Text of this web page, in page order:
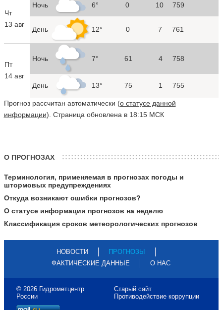
Чт
13 авг
Ночь 6° 0 10 759
День 12° 0 7 761
Пт
14 авг
Ночь 7° 61 4 758
День 13° 75 1 755
Прогноз рассчитан автоматически (о статусе данной
информации). Страница обновлена в 18:15 МСК
О ПРОГНОЗАХ
Терминология, применяемая в прогнозах погоды и
штормовых предупреждениях
Откуда возникают ошибки прогнозов?
О статусе информации прогнозов на неделю
Классификация сроков метеорологических прогнозов
НОВОСТИ
ПРОГНОЗЫ
ФАКТИЧЕСКИЕ ДАННЫЕ
О НАС
© 2026 Гидрометцентр
России
Старый сайт
Противодействие коррупции